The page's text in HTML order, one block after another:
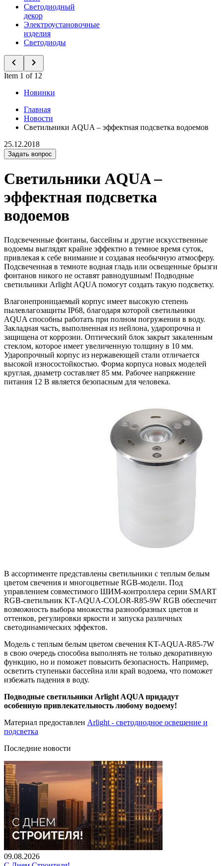
Светодиодный
декор
Электроустановочные
изделия
Светодиоды
Item 1 of 12
Новинки
Главная
Новости
Светильники AQUA – эффектная подсветка водоемов
25.12.2018
Задать вопрос
Светильники AQUA –
эффектная подсветка
водоемов
Подсвеченные фонтаны, бассейны и другие искусственные
водоемы выглядят крайне эффектно в темное время суток,
привлекая к себе внимание и создавая необычную атмосферу.
Подсвеченная в темноте водная гладь или освещенные брызги
фонтанов никого не оставят равнодушным! Подводные
светильники Arlight AQUA помогут создать такую подсветку.
Влагонепроницаемый корпус имеет высокую степень
пылевлагозащиты IP68, благодаря которой светильники
AQUA способны работать при полном погружении в воду.
Закладная часть, выполненная из нейлона, ударопрочна и
защищена от коррозии. Оптический блок закрыт закаленным
стеклом, которое имеет увеличенную толщину в 10 мм.
Ударопрочный корпус из нержавеющей стали отличается
высокой износостойкостью. Форма корпуса новых моделей
круглая, диаметр составляет 85 мм. Рабочее напряжение
питания 12 В является безопасным для человека.
В ассортименте представлены светильники с теплым белым
цветом свечения и многоцветные RGB-модели. Под
управлением совместимого ШИМ-контроллера серии SMART
RGB-светильник KT-AQUA-COLOR-R85-9W RGB обеспечит
возможность выбора множества разнообразных цветов и
оттенков, регулировки яркости и запуска различных
светодинамических эффектов.
Модель с теплым белым цветом свечения KT-AQUA-R85-7W
в свою очередь способна выполнять не только декоративную
функцию, но и поможет повысить безопасность. Например,
осветить ступеньки бассейна или край водоема, что поможет
избежать падения в воду.
Подводные светильники Arlight AQUA придадут
особенную привлекательность любому водоему!
Материал предоставлен Arlight - светодиодное освещение и
подсветка
Последние новости
09.08.2026